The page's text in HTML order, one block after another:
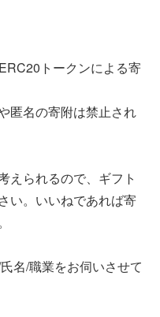
トークンによる寄
匿名の寄附は禁止され
えられるので、ギフト
い。いいねであれば寄
名/職業をお伺いさせて